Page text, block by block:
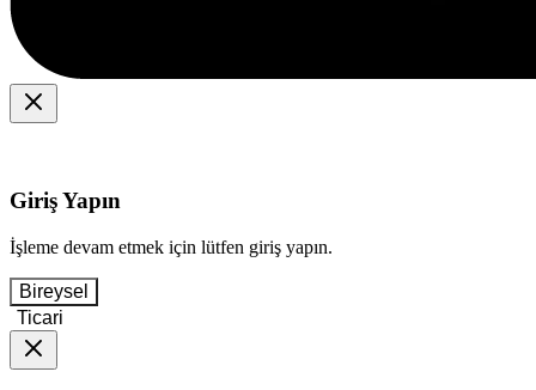
Giriş Yapın
İşleme devam etmek için lütfen giriş yapın.
Bireysel
Ticari